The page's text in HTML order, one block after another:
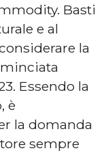
Basti
e al
la
Essendo la
è
la domanda
sempre